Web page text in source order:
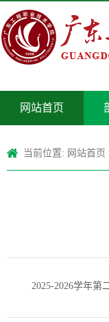
网站首页
当前位置: 网站首页
2025-2026学年第